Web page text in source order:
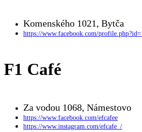
Komenského 1021, Bytča
https://www.facebook.com/
F1 Café
Za vodou 1068, Námestovo
https://www.facebook.com/efcafee
https://www.instagram.com/efcafe_/